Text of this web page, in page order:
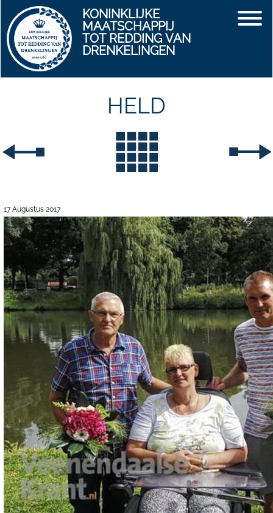
KONINKLIJKE
MAATSCHAPPIJ
TOT REDDING VAN
DRENKELINGEN
HELD
17 Augustus 2017